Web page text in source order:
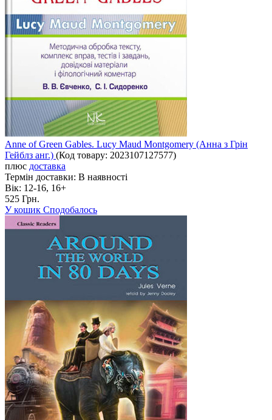
Anne of Green Gables. Lucy Maud Montgomery (Анна з Грін
Гейблз анг.) (Код товару: 2023107127577)
плюс доставка
Термін доставки: В наявності
Вік: 12-16, 16+
525 Грн.
У кошик Сподобалось